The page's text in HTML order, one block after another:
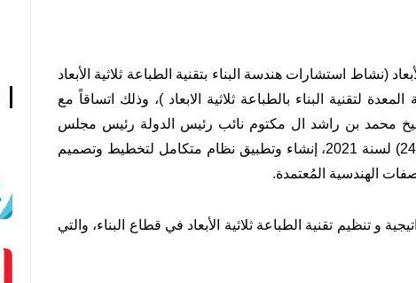
)نشاط استشارات هندسة البناء بتقنية الطباعة ثلاثية الأبعاد
لتقنية البناء بالطباعة ثلاثية الابعاد (، وذلك اتساقاً مع
محمد بن راشد ال مكتوم نائب رئيس الدولة رئيس مجلس
الوزراء حاكم دبي رعاه الله ، حيث تتولى البلدية وفق المرسوم رقم (24) لسنة 2021، إنشاء وتطبيق نظام متكامل لتخطيط وتصميم
الهندسية المُعتمدة.
و تنظيم تقنية الطباعة ثلاثية الأبعاد في قطاع البناء، والتي